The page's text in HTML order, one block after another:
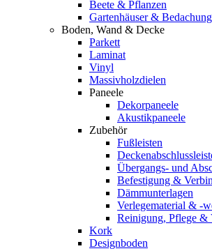
Beete & Pflanzen
Gartenhäuser &
Boden, Wand & Decke
Parkett
Laminat
Vinyl
Massivholzdielen
Paneele
Dekorpaneele
Akustikpaneele
Zubehör
Fußleisten
Übergangs- und
Befestigung &
Dämmunterlagen
Verlegematerial & -
Reinigung, Pflege &
Kork
Designboden